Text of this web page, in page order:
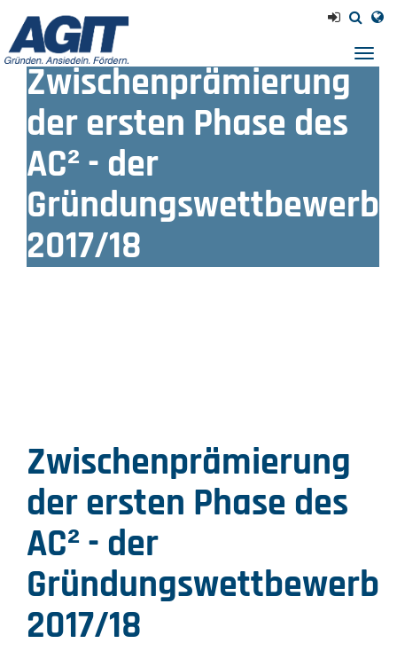
Zwischenprämierung
der ersten Phase des
AC² - der
Gründungswettbewerb
2017/18
Zwischenprämierung
der ersten Phase des
AC² - der
Gründungswettbewerb
2017/18